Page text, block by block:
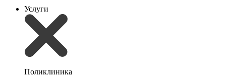
Услуги
Поликлиника